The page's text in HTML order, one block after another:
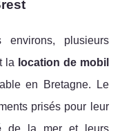
plusieurs
la location de mobil
en Bretagne. Le
prisés pour leur